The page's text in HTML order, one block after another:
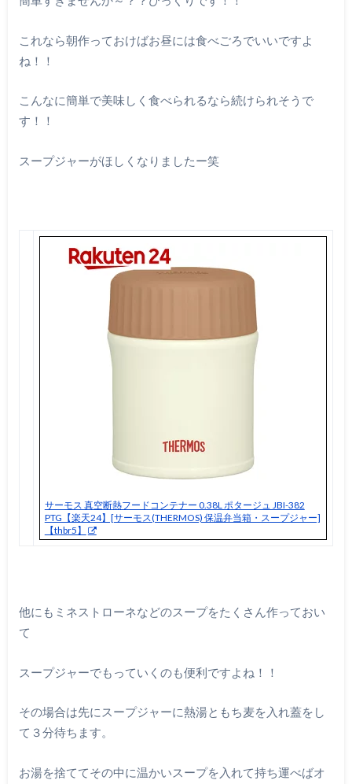
これなら朝作っておけばお昼には食べごろでいいですよ
ね！！
こんなに簡単で美味しく食べられるなら続けられそうで
す！！
スープジャーがほしくなりましたー笑
サーモス 真空断熱フードコンテナー 0.38L ポタージュ JBI-382
PTG【楽天24】[サーモス(THERMOS) 保温弁当箱・スープジャー]
【thbr5】
他にもミネストローネなどのスープをたくさん作っておい
て
スープジャーでもっていくのも便利ですよね！！
その場合は先にスープジャーに熱湯ともち麦を入れ蓋をし
て３分待ちます。
お湯を捨ててその中に温かいスープを入れて持ち運べばオ